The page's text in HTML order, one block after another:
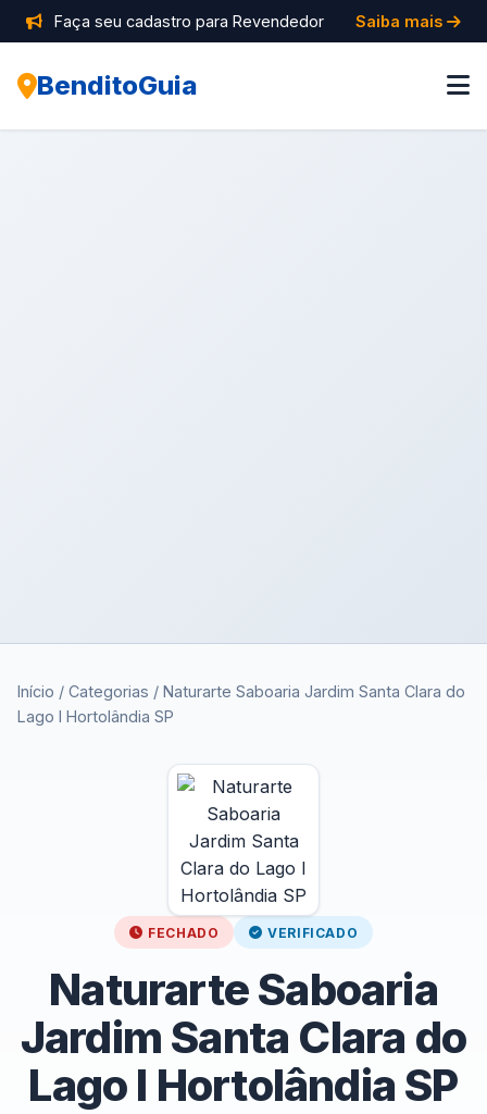
Faça seu cadastro para Revendedor Saiba mais
BenditoGuia
Início / Categorias / Naturarte Saboaria Jardim Santa Clara do
Lago I Hortolândia SP
FECHADO VERIFICADO
Naturarte Saboaria
Jardim Santa Clara do
Lago I Hortolândia SP